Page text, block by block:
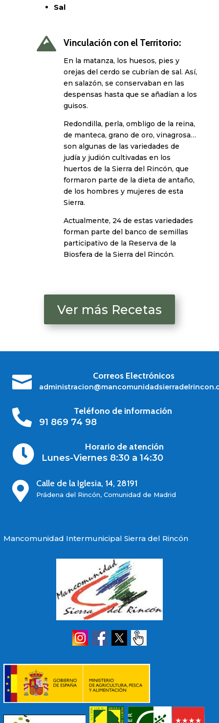
Sal
 Vinculación con el Territorio:
En la matanza, los huesos, pies y
orejas del cerdo se cubrían de sal. Así,
en salazón, se conservaban en las
despensas hasta que se añadían a los
guisos.
Redondilla, perla, ombligo de la reina,
de manteca, grano de oro, vinagrosa…
son algunas de las variedades de
judía y judión cultivadas en los
huertos de la Sierra del Rincón, que
formaron parte de la dieta de antaño,
de los hombres y mujeres de esta
Sierra.
Actualmente, 24 de estas variedades
forman parte del banco de semillas
participativo de la Reserva de la
Biosfera de la Sierra del Rincón.
Ver más Recetas
 Correos Electrónicos

Teléfono de información
91 869 74 98

Horario de atención
Lunes-Viernes 8:30 a 14:30
 Calle de la Iglesia, 14, 28191
Prádena del Rincón, Comunidad de Madrid
Mancomunidad Intermunicipal Sierra del Rincón